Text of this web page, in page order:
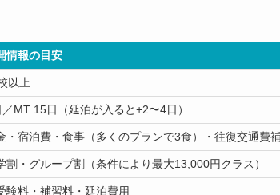
情報の目安
以上
MT 15日（延泊が入ると+2〜4日）
・宿泊費・食事（多くのプランで3食）・往復交通費
割・グループ割（条件により最大13,000円クラス）
験料・補習料・延泊費用